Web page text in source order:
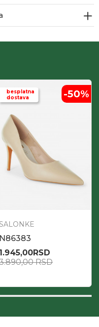
besplatna
dostava
-50%
SALONKE
N86383
1.945,00RSD
RSD